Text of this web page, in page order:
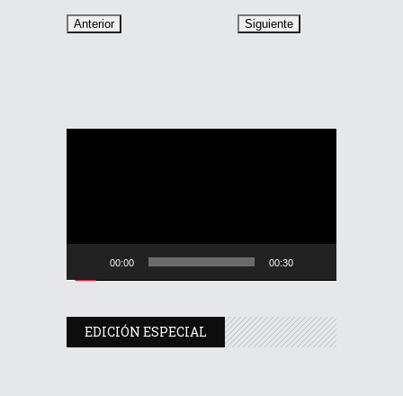
00:00 00:30
EDICIÓN ESPECIAL